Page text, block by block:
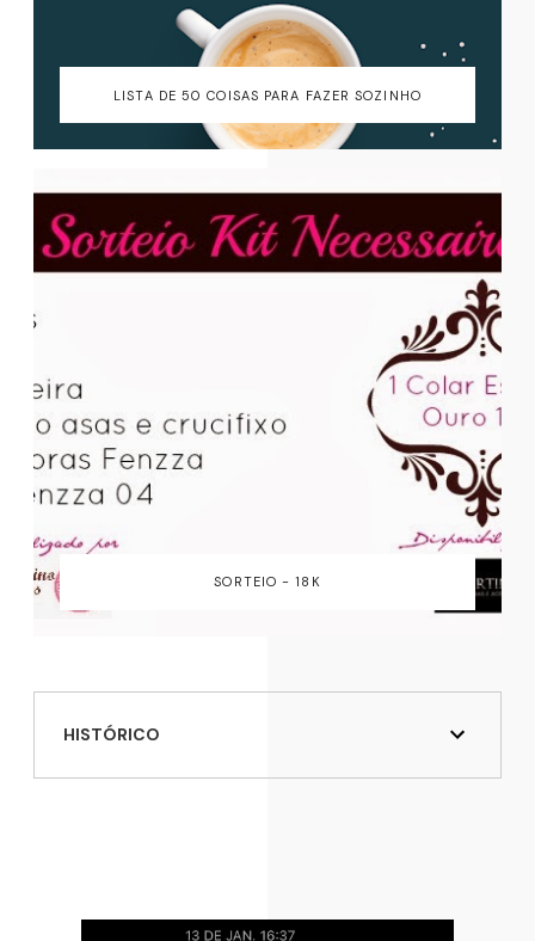
LISTA DE 50 COISAS PARA FAZER SOZINHO
SORTEIO - 18K
HISTÓRICO